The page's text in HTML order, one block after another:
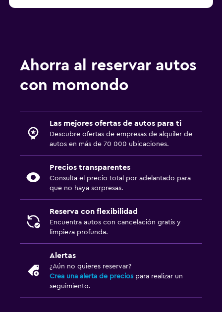
Ahorra al reservar autos
con momondo
Las mejores ofertas de autos para ti
Descubre ofertas de empresas de alquiler de
autos en más de 70 000 ubicaciones.
Precios transparentes
Consulta el precio total por adelantado para
que no haya sorpresas.
Reserva con flexibilidad
Encuentra autos con cancelación gratis y
limpieza profunda.
Alertas
¿Aún no quieres reservar?
Crea una alerta de precios para realizar un
seguimiento.